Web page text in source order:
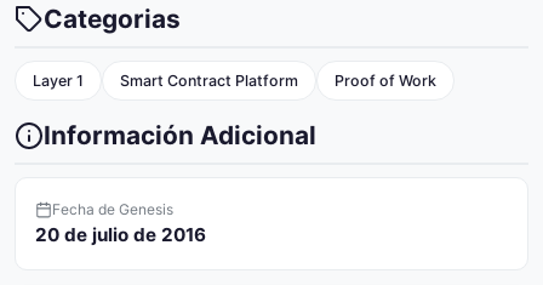
Categorias
Layer 1 Smart Contract Platform Proof of Work
Información Adicional
Fecha de Genesis
20 de julio de 2016